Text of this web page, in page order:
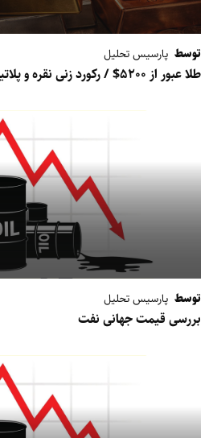
توسط پارسیس تحلیل
طلا عبور از 5200$ / رکورد زنی نقره و پلاتین
توسط پارسیس تحلیل
بررسی قیمت جهانی نفت